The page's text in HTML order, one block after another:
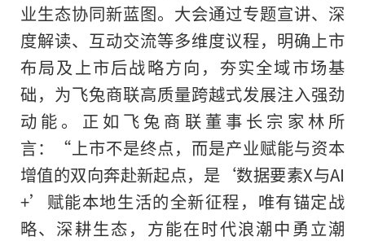
业生态协同新蓝图。大会通过专题宣讲、深
度解读、互动交流等多维度议程，明确上市
布局及上市后战略方向，夯实全域市场基
础，为飞兔商联高质量跨越式发展注入强劲
动能。正如飞兔商联董事长宗家林所
言：“上市不是终点，而是产业赋能与资本
增值的双向奔赴新起点，是‘数据要素X与AI
+’赋能本地生活的全新征程，唯有锚定战
略、深耕生态，方能在时代浪潮中勇立潮